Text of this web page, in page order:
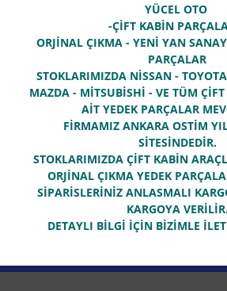
YÜCEL OTO
-ÇİFT KABİN
ORJİNAL ÇIKMA - YENİ YAN
PARÇALAR
STOKLARIMIZDA NİSSAN -
MAZDA - MİTSUBİSHİ - VE TÜM
AİT YEDEK PARÇALAR
FİRMAMIZ ANKARA OSTİM
SİTESİNDEDİR.
STOKLARIMIZDA ÇİFT KABİN
ORJİNAL ÇIKMA YEDEK
SİPARİSLERİNİZ ANLASMALI
KARGOYA
DETAYLI BİLGİ İÇİN BİZİMLE